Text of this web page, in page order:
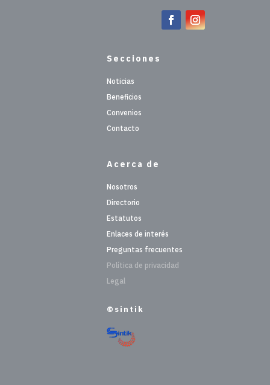
Secciones
Noticias
Beneficios
Convenios
Contacto
Acerca de
Nosotros
Directorio
Estatutos
Enlaces de interés
Preguntas frecuentes
Política de privacidad
Legal
©sintik